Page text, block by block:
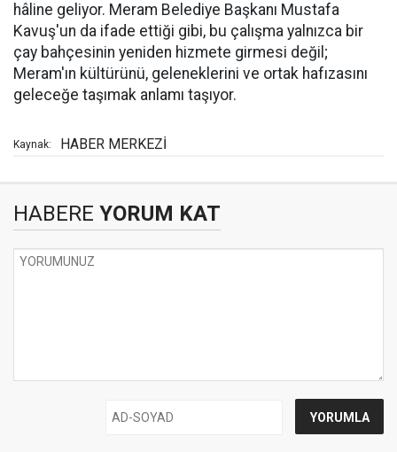
hâline geliyor. Meram Belediye Başkanı Mustafa
Kavuş'un da ifade ettiği gibi, bu çalışma yalnızca bir
çay bahçesinin yeniden hizmete girmesi değil;
Meram'ın kültürünü, geleneklerini ve ortak hafızasını
geleceğe taşımak anlamı taşıyor.
Kaynak: HABER MERKEZİ
HABERE YORUM KAT